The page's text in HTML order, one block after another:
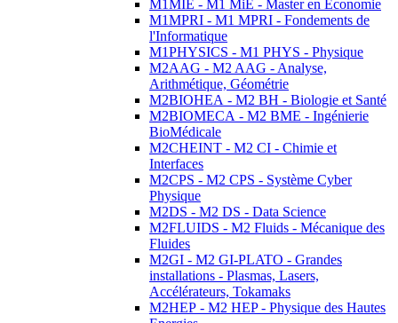
M1MIE - M1 MiE - Master en Economie
M1MPRI - M1 MPRI - Fondements de
l'Informatique
M1PHYSICS - M1 PHYS - Physique
M2AAG - M2 AAG - Analyse,
Arithmétique, Géométrie
M2BIOHEA - M2 BH - Biologie et Santé
M2BIOMECA - M2 BME - Ingénierie
BioMédicale
M2CHEINT - M2 CI - Chimie et
Interfaces
M2CPS - M2 CPS - Système Cyber
Physique
M2DS - M2 DS - Data Science
M2FLUIDS - M2 Fluids - Mécanique des
Fluides
M2GI - M2 GI-PLATO - Grandes
installations - Plasmas, Lasers,
Accélérateurs, Tokamaks
M2HEP - M2 HEP - Physique des Hautes